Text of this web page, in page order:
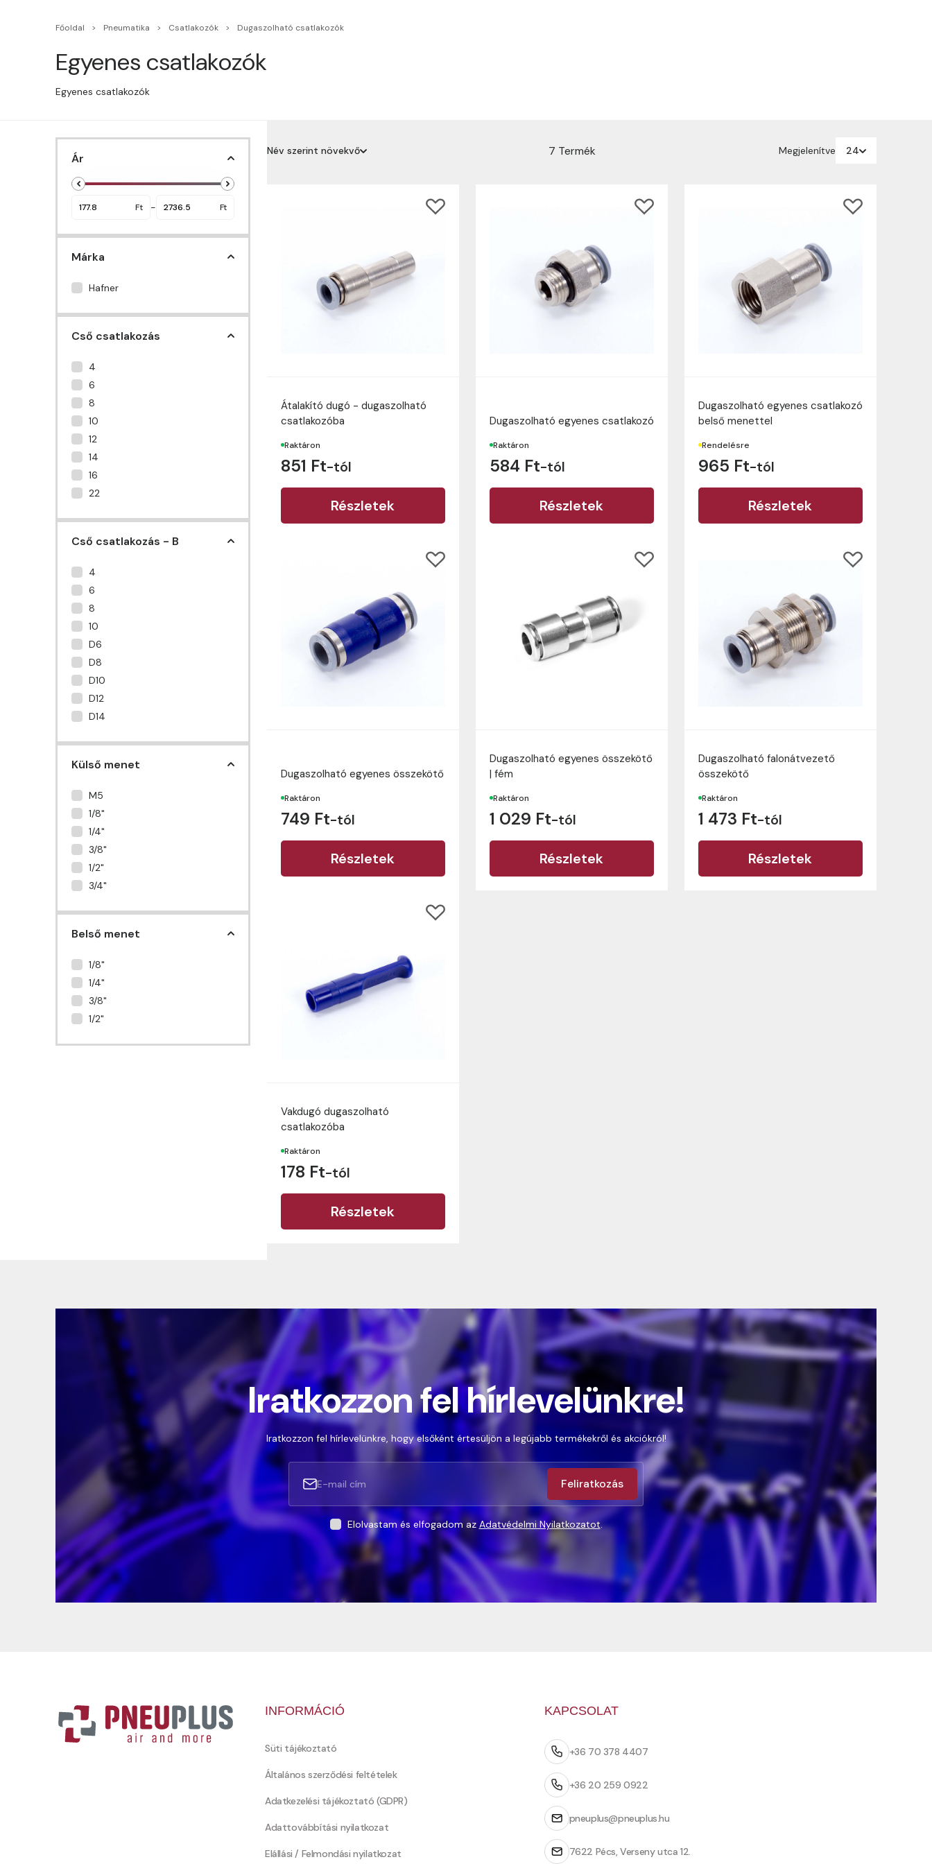
Főoldal Pneumatika Csatlakozók Dugaszolható csatlakozók
Egyenes csatlakozók
Egyenes csatlakozók
Ár
Ft - Ft
Márka
Hafner
Cső csatlakozás
4
6
8
10
12
14
16
22
Cső csatlakozás - B
4
6
8
10
D6
D8
D10
D12
D14
Külső menet
M5
1/8"
1/4"
3/8"
1/2"
3/4"
Belső menet
1/8"
1/4"
3/8"
1/2"
Név szerint növekvő
7 Termék Megjelenítve
24
48
Átalakító dugó - dugaszolható
csatlakozóba
Raktáron
851 Ft-tól
Részletek
Dugaszolható egyenes csatlakozó
Raktáron
584 Ft-tól
Részletek
Dugaszolható egyenes csatlakozó
belső menettel
Rendelésre
965 Ft-tól
Részletek
Dugaszolható egyenes összekötő
Raktáron
749 Ft-tól
Részletek
Dugaszolható egyenes összekötő
| fém
Raktáron
1 029 Ft-tól
Részletek
Dugaszolható falonátvezető
összekötő
Raktáron
1 473 Ft-tól
Részletek
Vakdugó dugaszolható
csatlakozóba
Raktáron
178 Ft-tól
Részletek
Iratkozzon fel hírlevelünkre!
Iratkozzon fel hírlevelünkre, hogy elsőként értesüljön a legújabb termékekről és akciókról!
Feliratkozás
Elolvastam és elfogadom azAdatvédelmi Nyilatkozatot.
INFORMÁCIÓ
Süti tájékoztató
Általános szerződési feltételek
Adatkezelési tájékoztató (GDPR)
Adattovábbítási nyilatkozat
Elállási / Felmondási nyilatkozat
KAPCSOLAT
+36 70 378 4407
+36 20 259 0922
pneuplus@pneuplus.hu
7622 Pécs, Verseny utca 12.